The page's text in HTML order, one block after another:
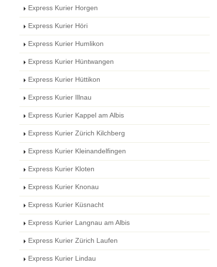
Express Kurier Horgen
Express Kurier Höri
Express Kurier Humlikon
Express Kurier Hüntwangen
Express Kurier Hüttikon
Express Kurier Illnau
Express Kurier Kappel am Albis
Express Kurier Zürich Kilchberg
Express Kurier Kleinandelfingen
Express Kurier Kloten
Express Kurier Knonau
Express Kurier Küsnacht
Express Kurier Langnau am Albis
Express Kurier Zürich Laufen
Express Kurier Lindau